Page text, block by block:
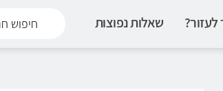
שאלות נפוצות